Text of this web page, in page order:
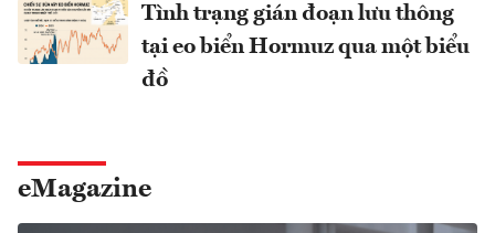
Tình trạng gián đoạn lưu thông
tại eo biển Hormuz qua một biểu
đồ
eMagazine